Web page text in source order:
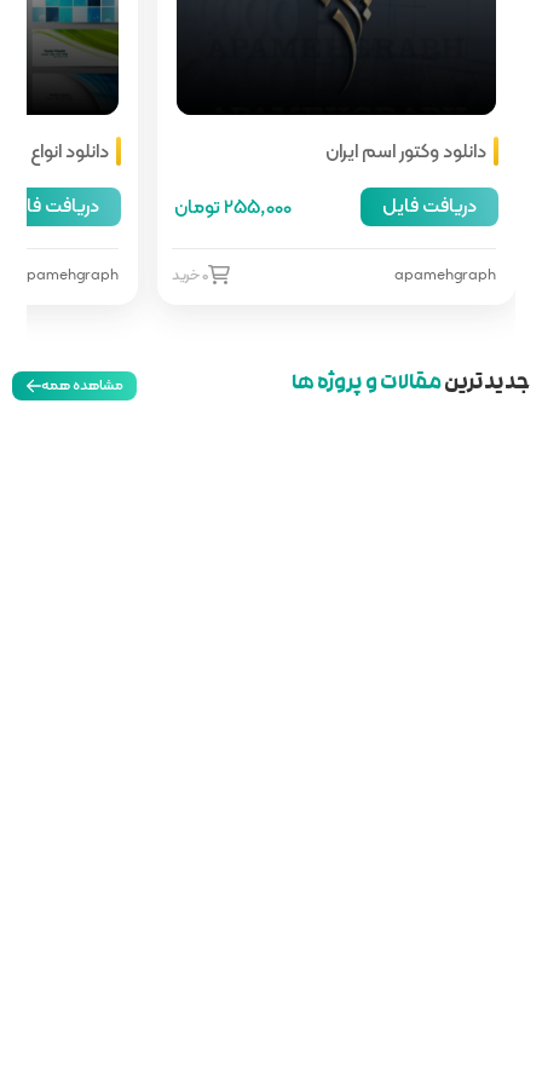
تومان
0 خرید
دانلود انواع هدر سایت
دریافت فایل
66,000 تومان
0 خرید
مشاهده همه